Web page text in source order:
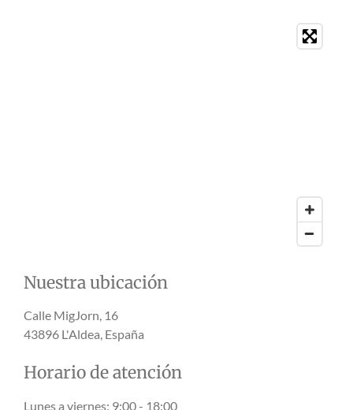
Nuestra ubicación
Calle MigJorn, 16
43896 L'Aldea, España
Horario de atención
Lunes a viernes: 9:00 - 18:00